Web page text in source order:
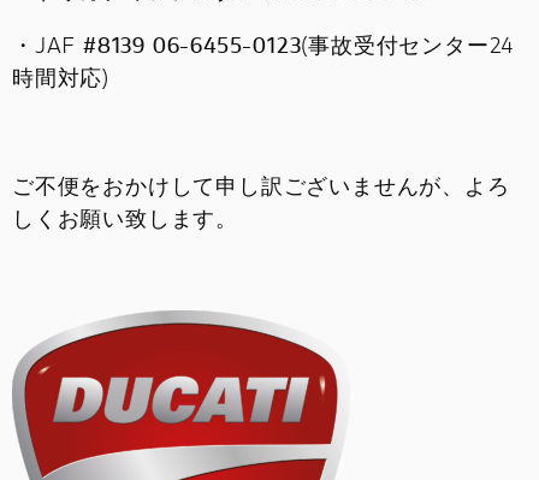
・JAF #8139 06-6455-0123(事故受付センター24
時間対応)
ご不便をおかけして申し訳ございませんが、よろ
しくお願い致します。